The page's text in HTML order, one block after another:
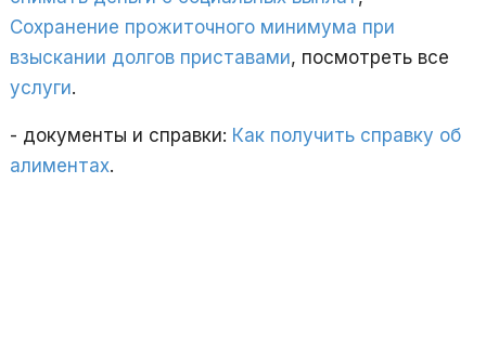
Сохранение прожиточного минимума при
взыскании долгов приставами, посмотреть все
услуги.
- документы и справки: Как получить справку об
алиментах.